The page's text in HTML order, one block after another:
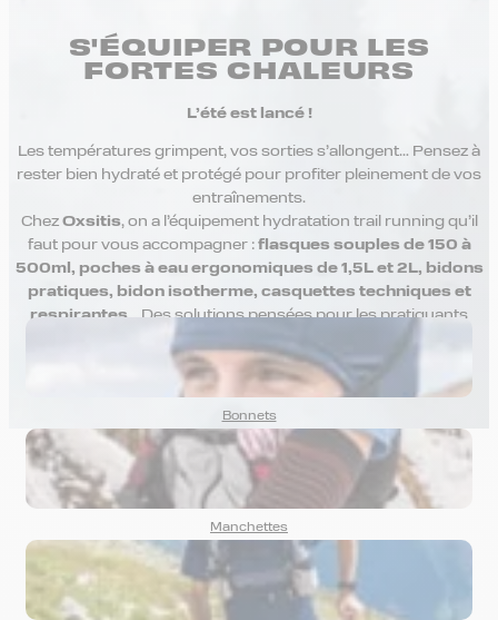
S'ÉQUIPER POUR LES
FORTES CHALEURS
L’été est lancé !
Les températures grimpent, vos sorties s’allongent… Pensez à
rester bien hydraté et protégé pour profiter pleinement de vos
entraînements.
Chez Oxsitis, on a l’équipement hydratation trail running qu’il
faut pour vous accompagner : flasques souples de 150 à
500ml, poches à eau ergonomiques de 1,5L et 2L, bidons
pratiques, bidon isotherme, casquettes techniques et
respirantes … Des solutions pensées pour les pratiquants
Bonnets
Manchettes